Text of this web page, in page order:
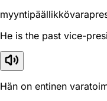
He is the past vice-
Hän on entinen